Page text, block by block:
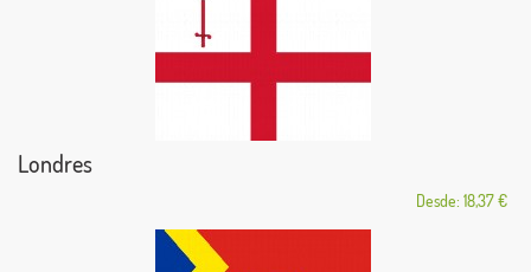
Londres
Desde: 18,37 €